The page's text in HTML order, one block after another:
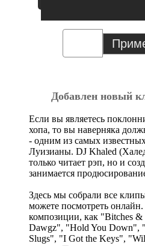
Добавлен новый
Если вы являетесь
хопа, то вы наверняка
- одним из самых
Луизианы. DJ Khaled
только читает рэп, но и
занимается
Здесь мы собрали все
можете посмотреть
композиции, как "Bitches
Dawgz", "Hold You Down",
Slugs", "I Got the Keys",